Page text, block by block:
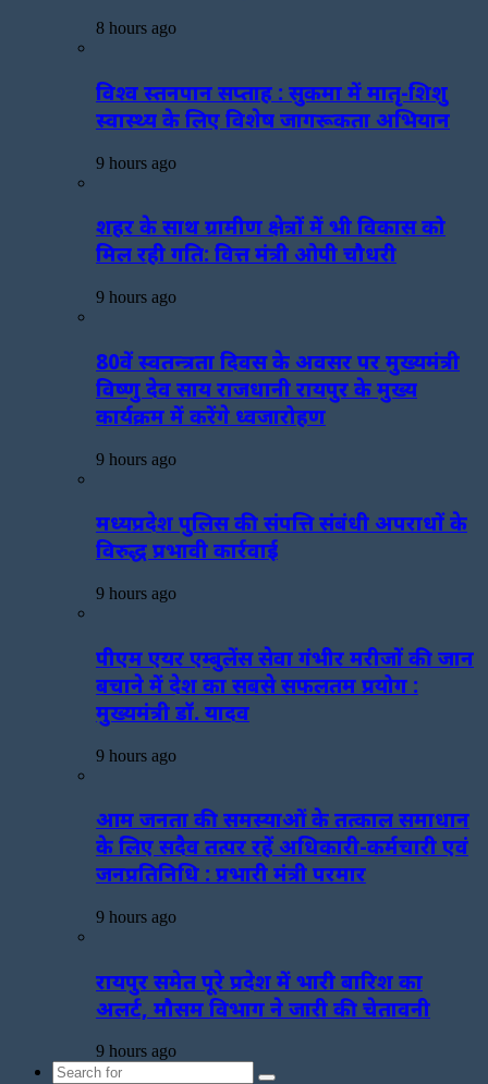
8 hours ago
विश्व स्तनपान सप्ताह : सुकमा में मातृ-शिशु
स्वास्थ्य के लिए विशेष जागरूकता अभियान
9 hours ago
शहर के साथ ग्रामीण क्षेत्रों में भी विकास को
मिल रही गति: वित्त मंत्री ओपी चौधरी
9 hours ago
80वें स्वतन्त्रता दिवस के अवसर पर मुख्यमंत्री
विष्णु देव साय राजधानी रायपुर के मुख्य
कार्यक्रम में करेंगे ध्वजारोहण
9 hours ago
मध्यप्रदेश पुलिस की संपत्ति संबंधी अपराधों के
विरुद्ध प्रभावी कार्रवाई
9 hours ago
पीएम एयर एम्बुलेंस सेवा गंभीर मरीजों की जान
बचाने में देश का सबसे सफलतम प्रयोग :
मुख्यमंत्री डॉ. यादव
9 hours ago
आम जनता की समस्याओं के तत्काल समाधान
के लिए सदैव तत्पर रहें अधिकारी-कर्मचारी एवं
जनप्रतिनिधि : प्रभारी मंत्री परमार
9 hours ago
रायपुर समेत पूरे प्रदेश में भारी बारिश का
अलर्ट, मौसम विभाग ने जारी की चेतावनी
9 hours ago